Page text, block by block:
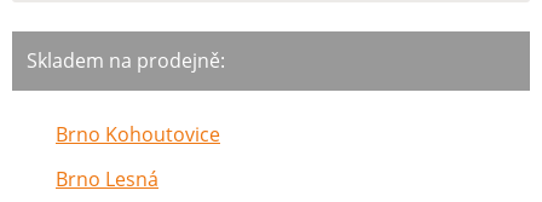
Skladem na prodejně:
Brno Kohoutovice
Brno Lesná